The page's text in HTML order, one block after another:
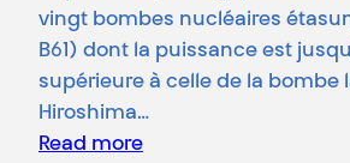
vingt bombes nucléaires
B61) dont la puissance est
supérieure à celle de la bombe
Hiroshima…
Read more